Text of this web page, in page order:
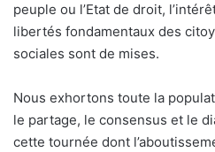
peuple ou l’Etat de droit,
libertés fondamentaux des
sociales sont de mises.
Nous exhortons toute la
le partage, le consensus et le
cette tournée dont